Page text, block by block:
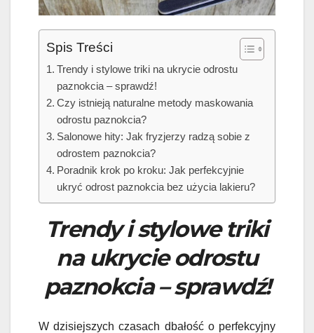
Spis Treści
Trendy i stylowe triki na ukrycie odrostu
paznokcia – sprawdź!
Czy istnieją naturalne metody maskowania
odrostu paznokcia?
Salonowe hity: Jak fryzjerzy radzą sobie z
odrostem paznokcia?
Poradnik krok po kroku: Jak perfekcyjnie
ukryć odrost paznokcia bez użycia lakieru?
Trendy i stylowe triki
na ukrycie odrostu
paznokcia – sprawdź!
W dzisiejszych czasach dbałość o perfekcyjny